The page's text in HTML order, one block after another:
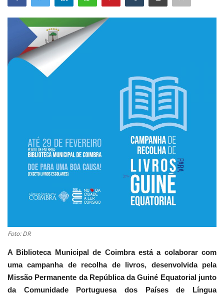
Sobre Nós
Educação
Ficha técnica
Cultura
Foto: DR
A Biblioteca Municipal de Coimbra está a colaborar com
uma campanha de recolha de livros, desenvolvida pela
Missão Permanente da República da Guiné Equatorial junto
da Comunidade Portuguesa dos Países de Língua